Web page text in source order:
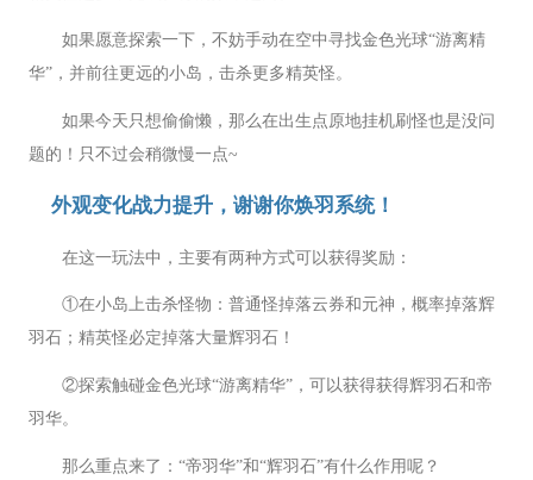
如果愿意探索一下，不妨手动在空中寻找金色光球“游离精
华”，并前往更远的小岛，击杀更多精英怪。
如果今天只想偷偷懒，那么在出生点原地挂机刷怪也是没问
题的！只不过会稍微慢一点~
外观变化战力提升，谢谢你焕羽系统！
在这一玩法中，主要有两种方式可以获得奖励：
①在小岛上击杀怪物：普通怪掉落云券和元神，概率掉落辉
羽石；精英怪必定掉落大量辉羽石！
②探索触碰金色光球“游离精华”，可以获得获得辉羽石和帝
羽华。
那么重点来了：“帝羽华”和“辉羽石”有什么作用呢？